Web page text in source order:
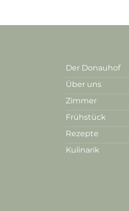
Der Donauhof
Über uns
Zimmer
Frühstück
Rezepte
Kulinarik